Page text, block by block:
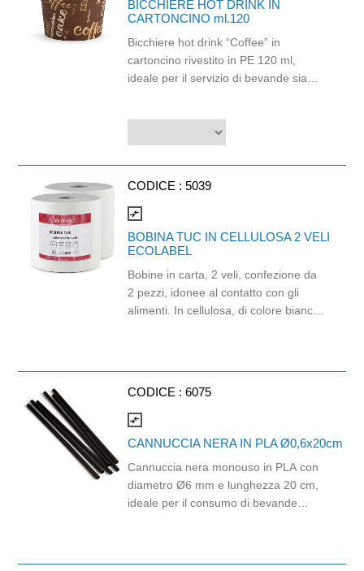
BICCHIERE HOT DRINK IN
CARTONCINO ml.120
Bicchiere hot drink “Coffee” in
cartoncino rivestito in PE 120 ml,
ideale per il servizio di bevande sia
d'uso grazie alla struttura robusta e al
rivestimento che contribuisce a
mantenere l'integrità del contenitore.
La grafica “Coffee” dona un aspetto
professionale e accattivante, perfetto
per bar, caffetterie, uffici, distributori
automatici, catering ed eventi.
Riciclabile nella carta. Compatibile con
i coperchi cod. 6029, 6088 e DA01.
Capacità 120 ml.
CODICE : 5039
compare_arrows
BOBINA TUC IN CELLULOSA 2 VELI
ECOLABEL
Bobine in carta, 2 veli, confezione da
2 pezzi, idonee al contatto con gli
alimenti. In cellulosa, di colore bianco
CODICE : 6075
compare_arrows
CANNUCCIA NERA IN PLA Ø0,6x20cm
Cannuccia nera monouso in PLA con
diametro Ø6 mm e lunghezza 20 cm,
ideale per il consumo di bevande